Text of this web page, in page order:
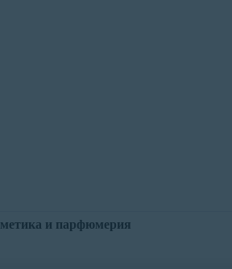
и парфюмерия